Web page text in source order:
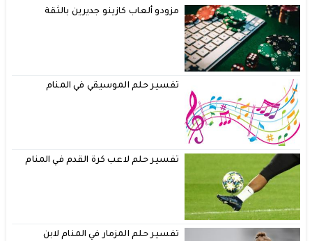
مزودو ألعاب كازينو جديرين بالثقة
تفسير حلم الموسيقي في المنام
تفسير حلم لاعب كرة القدم في المنام
تفسير حلم المزمار في المنام لابن